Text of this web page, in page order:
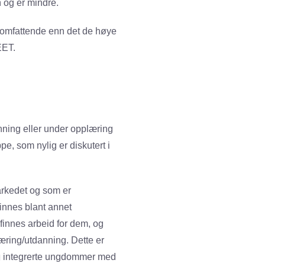
er mindre.
enn det de høye
eller under opplæring
som nylig er diskutert i
og som er
blant annet
arbeid for dem, og
utdanning. Dette er
ungdommer med